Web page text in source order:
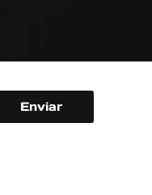
Enviar